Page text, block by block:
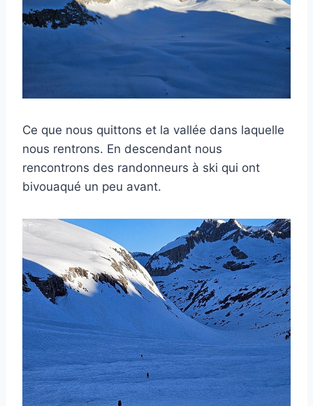
Ce que nous quittons et la vallée dans laquelle
nous rentrons. En descendant nous
rencontrons des randonneurs à ski qui ont
bivouaqué un peu avant.